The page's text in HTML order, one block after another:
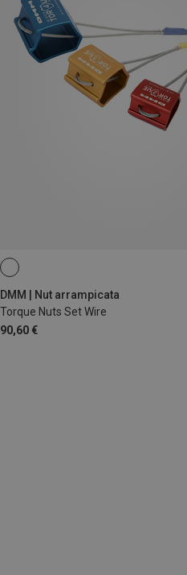
DMM | Nut arrampicata
Torque Nuts Set Wire
90,60 €
1-4